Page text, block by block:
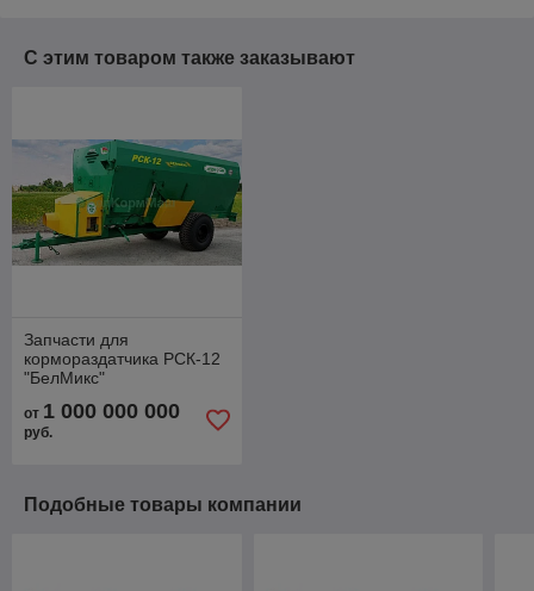
С этим товаром также заказывают
Запчасти для
кормораздатчика РСК-12
"БелМикс"
от 1 000 000 000
руб.
Подобные товары компании